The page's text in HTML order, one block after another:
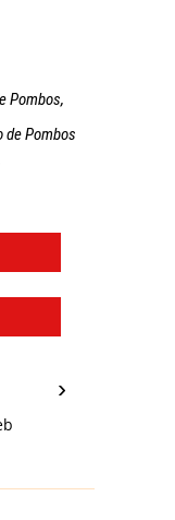
Pombos,
de Pombos
›